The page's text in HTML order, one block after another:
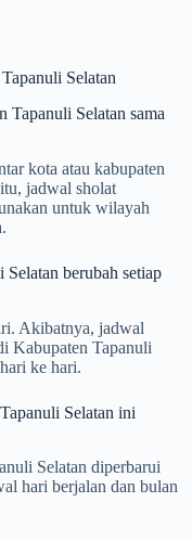
Selatan
Tapanuli Selatan sama
kota atau kabupaten
jadwal sholat
untuk wilayah
berubah setiap
Akibatnya, jadwal
Kabupaten Tapanuli
ke hari.
Selatan ini
Selatan diperbarui
hari berjalan dan bulan